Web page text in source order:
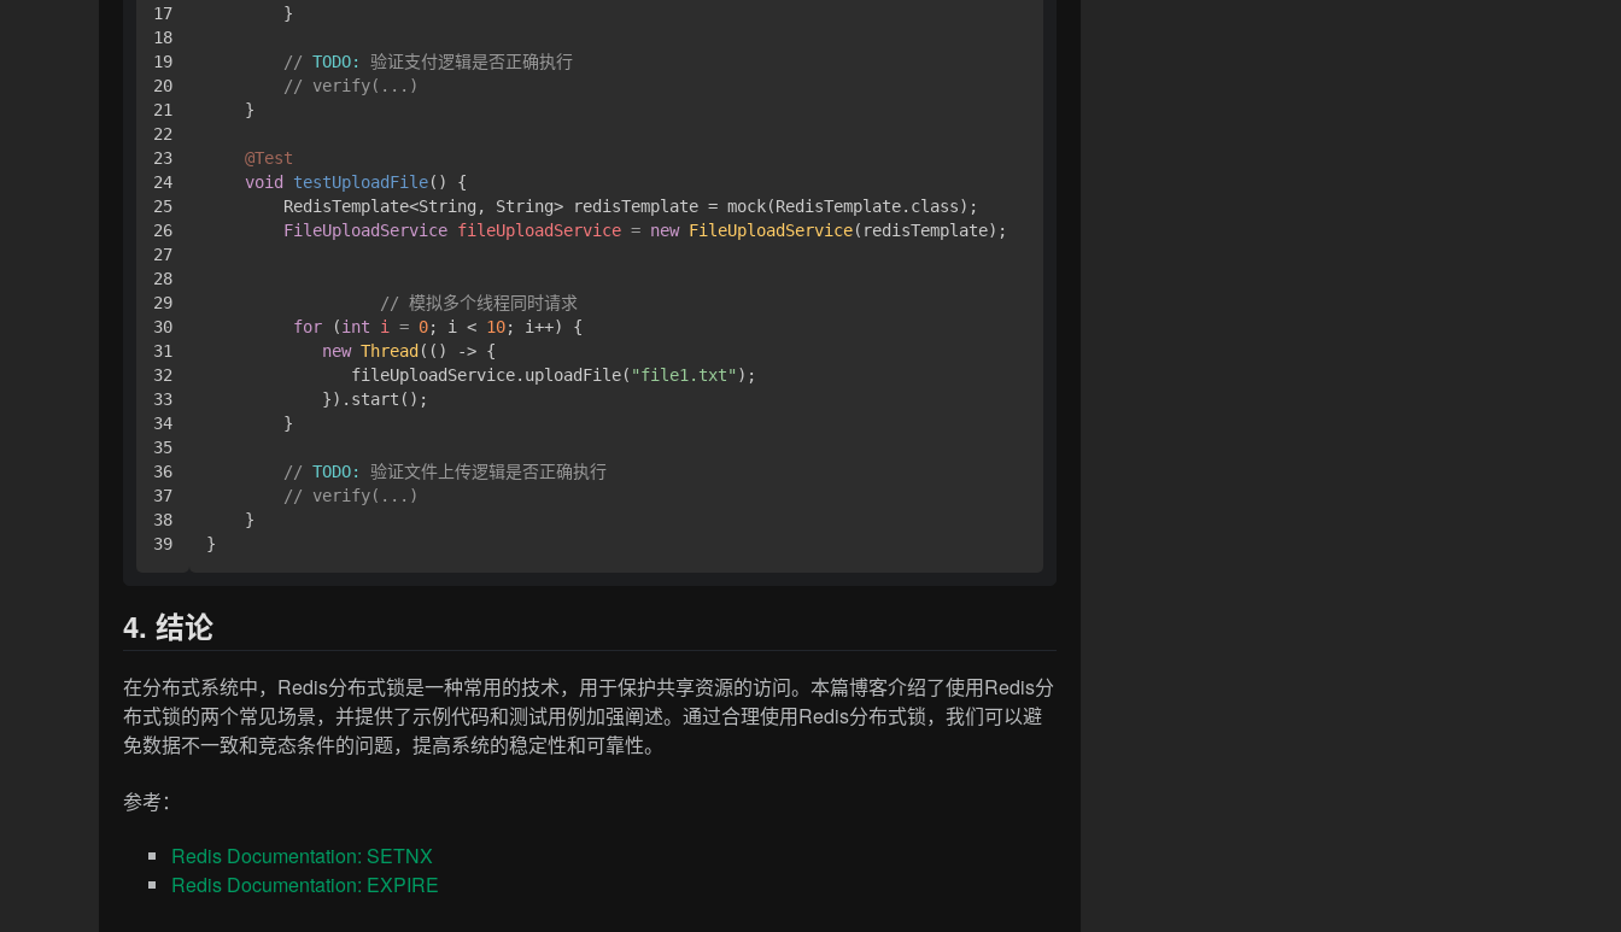
17
18
19
20
21
22
23
24
25
26
27
28
29
30
31
32
33
34
35
36
37
38
        }
// TODO:
验证支付逻辑是否正确执行
// verify(...)
    }
@Test
void
testUploadFile()
{
        RedisTemplate<String, String> redisTemplate = mock(RedisTemplate.class);
FileUploadService fileUploadService = new FileUploadService(redisTemplate);
// 模拟多个线程同时请求
for (int i = 0; i < 10; i++) {
new Thread (() -> {
               fileUploadService.uploadFile(
"file1.txt" );
            }).start();
        }
// TODO:
验证文件上传逻辑是否正确执行
// verify(...)
    }
4. 结论
在分布式系统中，Redis分布式锁是一种常用的技术，用于保护共享资源的访问。本篇博客介绍了使用Redis分
布式锁的两个常见场景，并提供了示例代码和测试用例加强阐述。通过合理使用Redis分布式锁，我们可以避
免数据不一致和竞态条件的问题，提高系统的稳定性和可靠性。
参考：
Redis Documentation: SETNX
Redis Documentation: EXPIRE